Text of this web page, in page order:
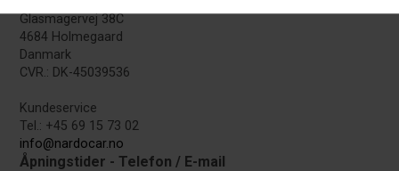
Glasmagervej 38C
4684 Holmegaard
Danmark
CVR.: DK-45039536
Kundeservice
Tel.: +45 69 15 73 02
info@nardocar.no
Åpningstider - Telefon / E-mail